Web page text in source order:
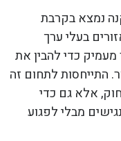
נמצא בקרבת
בעלי ערך
כדי להבין את
התייחסות לתחום זה
אלא גם כדי
מבלי לפגוע